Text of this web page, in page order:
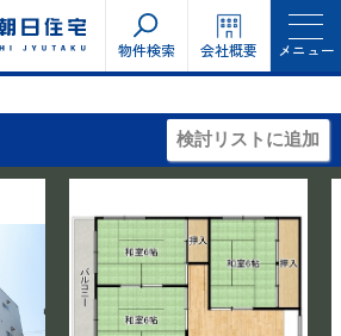
物件検索 会社概要 メニュー
検討リストに追加